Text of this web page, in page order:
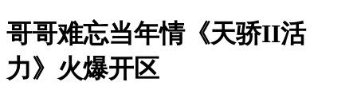
哥哥难忘当年情《天骄II活
力》火爆开区